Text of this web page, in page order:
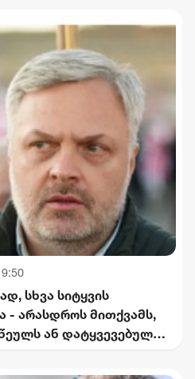
სხვა სიტყვის
- არასდროს მითქვამს,
ან დატყვევებულს